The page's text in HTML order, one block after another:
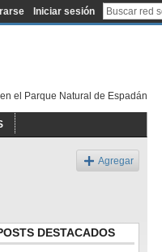
Iniciar sesión
el Parque Natural de Espadán
Agregar
DESTACADOS